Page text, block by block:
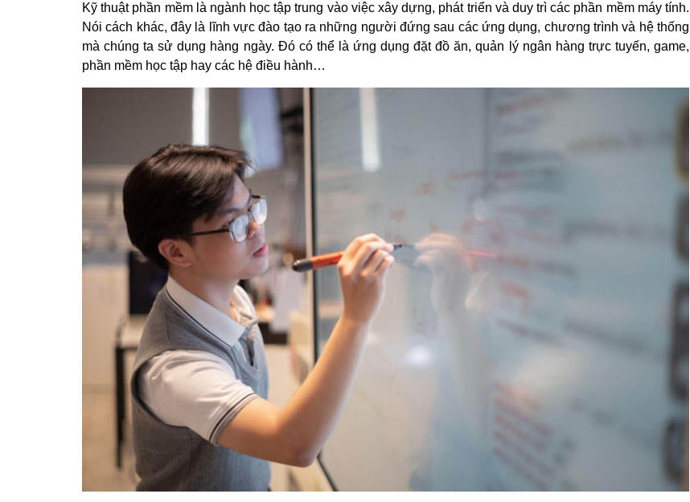
Kỹ thuật phần mềm là ngành học tập trung vào việc xây dựng, phát triển và duy trì các phần mềm máy tính.
Nói cách khác, đây là lĩnh vực đào tạo ra những người đứng sau các ứng dụng, chương trình và hệ thống
mà chúng ta sử dụng hàng ngày. Đó có thể là ứng dụng đặt đồ ăn, quản lý ngân hàng trực tuyến, game,
phần mềm học tập hay các hệ điều hành…